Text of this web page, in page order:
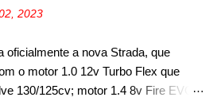
nasce com um design que está
com um desenho mais retangular,
prolongamento para as
faróis cont...
afetadas precisam retornar a uma
O primeiro deles será uma
do software do módulo de controle
(AHCP e HCP). Para alguns veículos
2023
oficialmente a nova Strada, que
o motor 1.0 12v Turbo Flex que
130/125cv; motor 1.4 8v Fire EVO